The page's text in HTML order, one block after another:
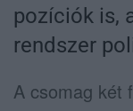
pozíciók is,
rendszer
A csomag két